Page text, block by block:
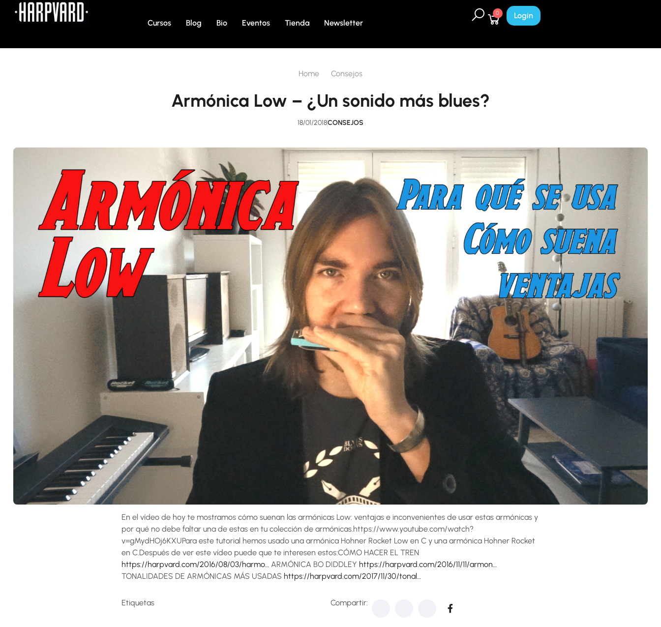
Cursos Blog Bio Eventos Tienda Newsletter
0 Login
Home Consejos
Armónica Low – ¿Un sonido más blues?
18/01/2018CONSEJOS
En el vídeo de hoy te mostramos cómo suenan las armónicas Low: ventajas e inconvenientes de usar estas armónicas y
por qué no debe faltar una de estas en tu colección de armónicas.https://www.youtube.com/watch?
v=gMydHOj6KXUPara este tutorial hemos usado una armónica Hohner Rocket Low en C y una armónica Hohner Rocket
en C.Después de ver este vídeo puede que te interesen estos:CÓMO HACER EL TREN
https://harpvard.com/2016/08/03/harmo…
ARMÓNICA BO DIDDLEY https://harpvard.com/2016/11/11/armon…
TONALIDADES DE ARMÓNICAS MÁS USADAS https://harpvard.com/2017/11/30/tonal…
Etiquetas Compartir: